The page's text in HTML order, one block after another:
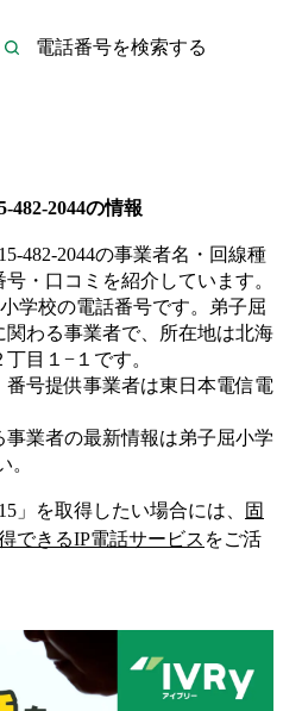
482-2044の情報
482-2044の事業者名・回線種
・口コミを紹介しています。
学校の電話番号です。
弟子屈
関わる事業者で、所在地は北海
目１−１ です。
番号提供事業者は東日本電信電
事業者の最新情報は弟子屈小学
。
」を取得したい場合には、
固
できるIP電話サービス をご活